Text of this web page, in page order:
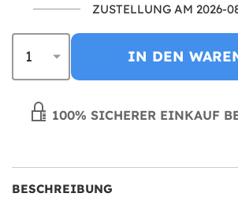
ZUSTELLUNG AM 2026-
IN DEN
100% SICHERER EINKAUF
BESCHREIBUNG